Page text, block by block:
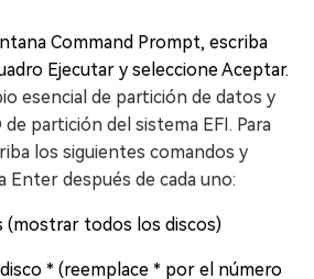
Command Prompt, escriba
Ejecutar y seleccione Aceptar.
esencial de partición de datos y
partición del sistema EFI. Para
los siguientes comandos y
Enter después de cada uno:
(mostrar todos los discos)
* (reemplace * por el número